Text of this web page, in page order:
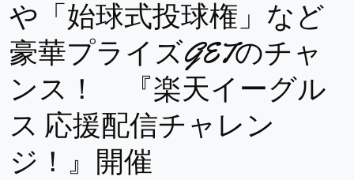
や「始球式投球権」など
豪華プライズGETのチャ
ンス！ 『楽天イーグル
ス 応援配信チャレン
ジ！』開催